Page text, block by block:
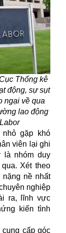
Thống kê
động, sự sụt
ngại về qua
lao động
gặp khó
viên lại ghi
là nhóm duy
Xét theo
nề nhất
nghiệp
ra, lĩnh vực
kiến tình
cấp góc